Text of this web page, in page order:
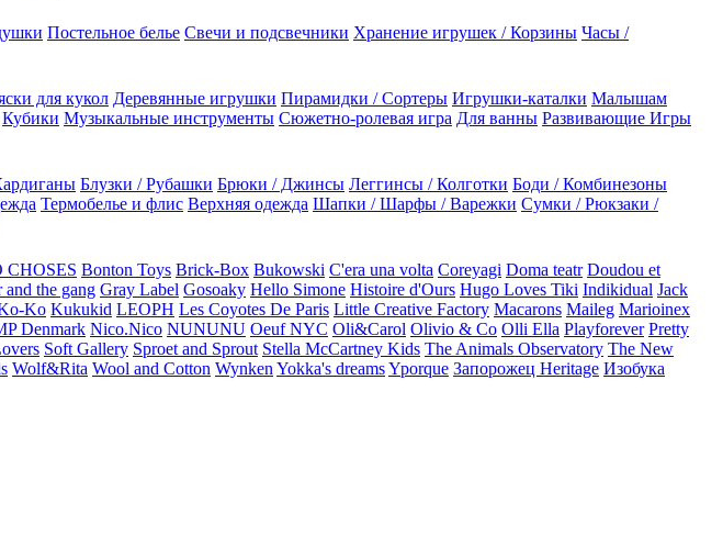
Постельное белье Свечи и подсвечники Хранение игрушек / Корзины Часы /
для кукол Деревянные игрушки Пирамидки / Сортеры Игрушки-каталки Малышам
Кубики Музыкальные инструменты Сюжетно-ролевая игра Для ванны Развивающие Игры
Блузки / Рубашки Брюки / Джинсы Леггинсы / Колготки Боди / Комбинезоны
Термобелье и флис Верхняя одежда Шапки / Шарфы / Варежки Сумки / Рюкзаки /
CHOSES Bonton Toys Brick-Box Bukowski C'era una volta Coreyagi Doma teatr Doudou et
and the gang Gray Label Gosoaky Hello Simone Histoire d'Ours Hugo Loves Tiki Indikidual Jack
Ko Kukukid LEOPH Les Coyotes De Paris Little Creative Factory Macarons Maileg Marioinex
Denmark Nico.Nico NUNUNU Oeuf NYC Oli&Carol Olivio & Co Olli Ella Playforever Pretty
Soft Gallery Sproet and Sprout Stella McCartney Kids The Animals Observatory The New
Wolf&Rita Wool and Cotton Wynken Yokka's dreamsYporque Запорожец Heritage Изобука